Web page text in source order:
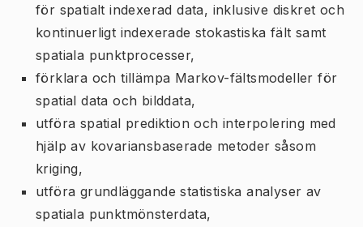
för spatialt indexerad data, inklusive diskret och
kontinuerligt indexerade stokastiska fält samt
spatiala punktprocesser,
förklara och tillämpa Markov-fältsmodeller för
spatial data och bilddata,
utföra spatial prediktion och interpolering med
hjälp av kovariansbaserade metoder såsom
kriging,
utföra grundläggande statistiska analyser av
spatiala punktmönsterdata,